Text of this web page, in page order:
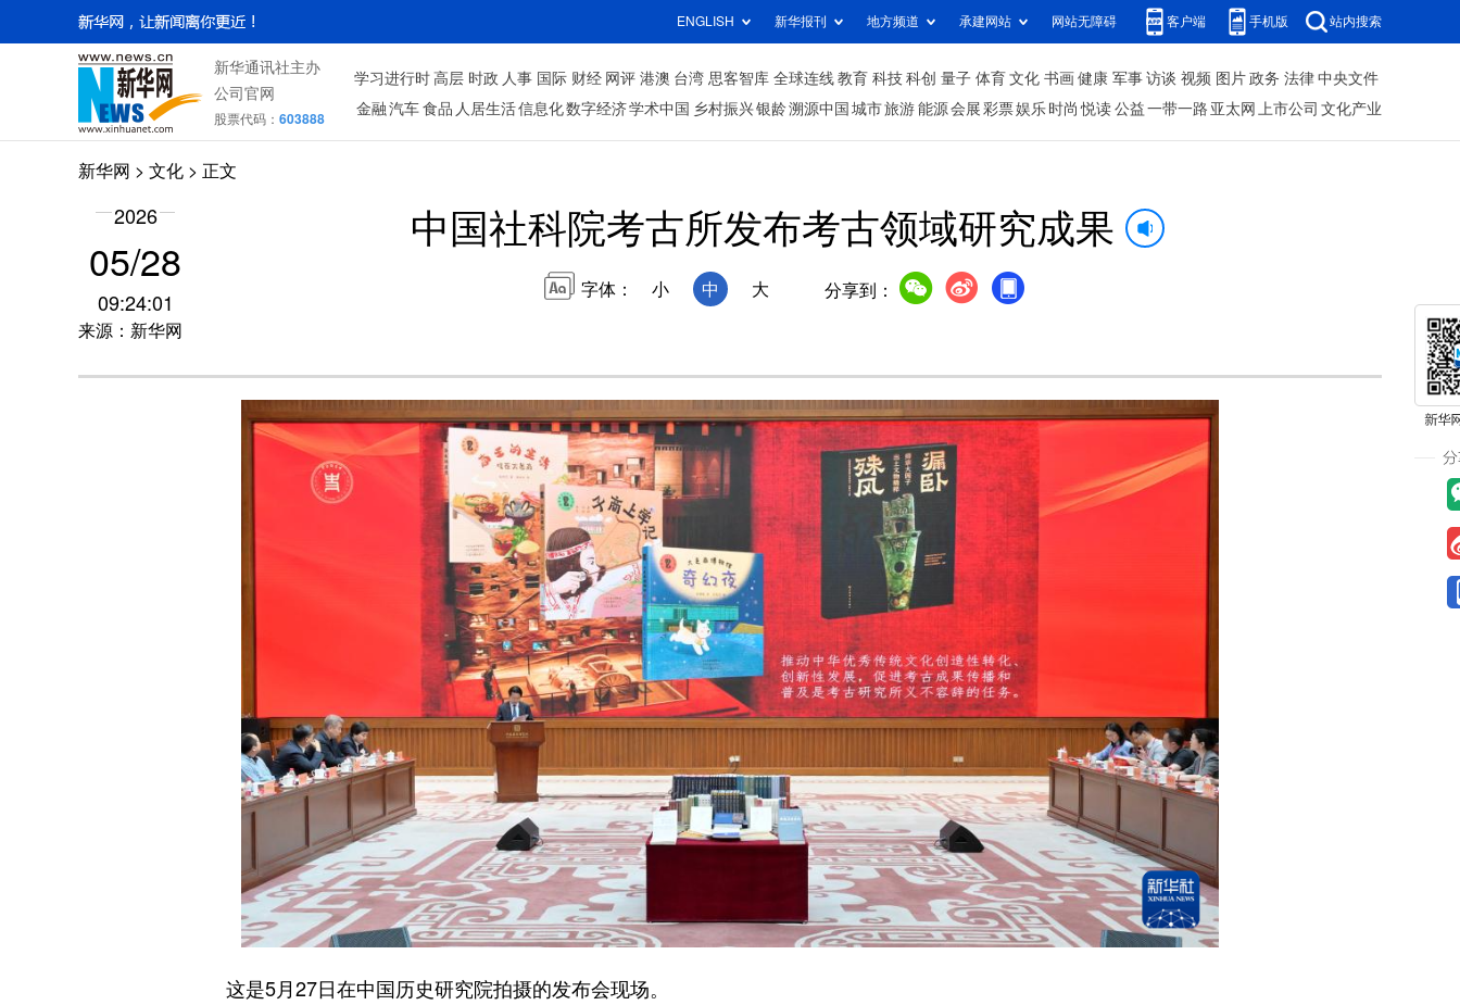
ENGLISH 新华报刊 地方频道 承建网站 网站无障碍 客户端 手机版 站内搜索
新华通讯社主办
公司官网
股票代码： 603888
学习进行时 高层 时政 人事 国际 财经 网评 港澳 台湾 思客智库 全球连线 教育 科技 科创 量子 体育 文化 书画 健康 军事 访谈 视频 图片 政务 法律 中央文件
金融 汽车 食品 人居生活信息化数字经济学术中国 乡村振兴银龄溯源中国 城市旅游 能源 会展 彩票娱乐 时尚 悦读 公益 一带一路 亚太网 上市公司 文化产业
新华网 > 文化 > 正文
2026
05/28
09:24:01
来源：新华网
中国社科院考古所发布考古领域研究成果
字体： 小 中 大 分享到：
这是5月27日在中国历史研究院拍摄的发布会现场。